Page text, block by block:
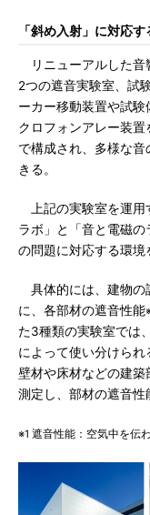
「斜め入射」に対応
リニューアルした音
2つの遮音実験室、試
ーカー移動装置や試
クロフォンアレー装
で構成され、多様な
きる。
上記の実験室を運用
ラボ」と「音と電磁
の問題に対応する環境
具体的には、建物の
に、各部材の遮音性能
た3種類の実験室では
によって使い分けられ
壁材や床材などの建
測定し、部材の遮音性
※1 遮音性能：空気中を伝